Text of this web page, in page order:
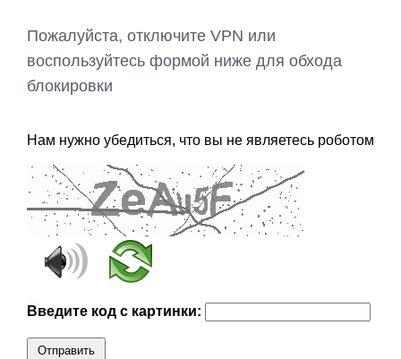
Пожалуйста, отключите VPN или
воспользуйтесь формой ниже для обхода
блокировки
Нам нужно убедиться, что вы не являетесь роботом
Введите код с картинки:
Отправить